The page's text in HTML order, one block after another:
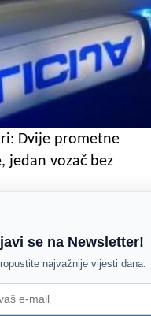
Dvije prometne
jedan vozač bez
se na Newsletter!
najvažnije vijesti dana.